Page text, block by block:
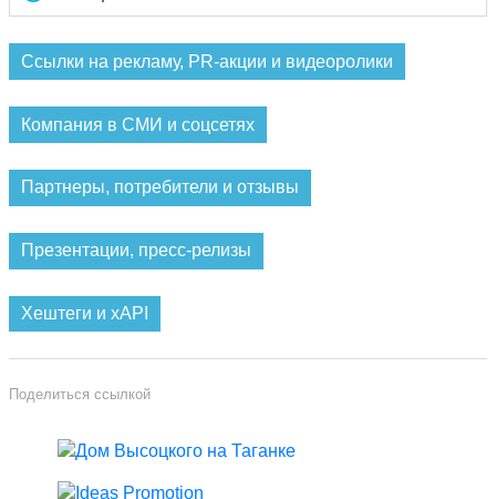
Ссылки на рекламу, PR-акции и видеоролики
Компания в СМИ и соцсетях
Партнеры, потребители и отзывы
Презентации, пресс-релизы
Хештеги и xAPI
Поделиться ссылкой